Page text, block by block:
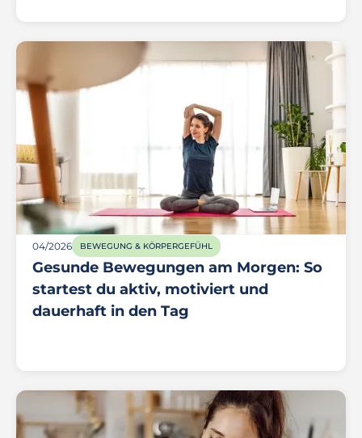
04/2026 BEWEGUNG & KÖRPERGEFÜHL
Gesunde Bewegungen am Morgen: So
startest du aktiv, motiviert und
dauerhaft in den Tag